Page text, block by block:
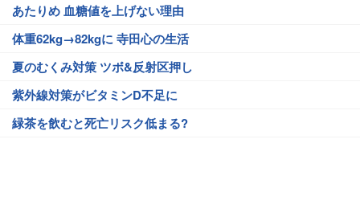
あたりめ 血糖値を上げない理由
体重62kg→82kgに 寺田心の生活
夏のむくみ対策 ツボ&反射区押し
紫外線対策がビタミンD不足に
緑茶を飲むと死亡リスク低まる?